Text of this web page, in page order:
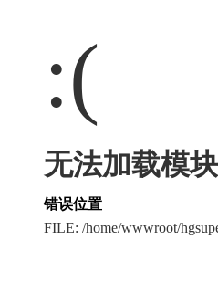
:(
无法加载模
错误位置
FILE: /home/wwwroot/